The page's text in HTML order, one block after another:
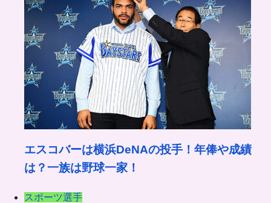
エスコバーは横浜DeNAの投手！年俸や成績
は？一族は野球一家！
スポーツ選手